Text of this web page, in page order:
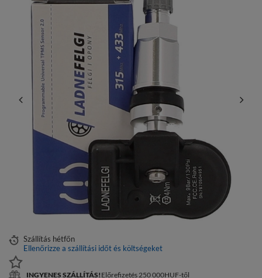
Szállítás hétfőn
Ellenőrizze a szállítási időt és költségeket
INGYENES SZÁLLÍTÁS! Előrefizetés 250 000HUF-től